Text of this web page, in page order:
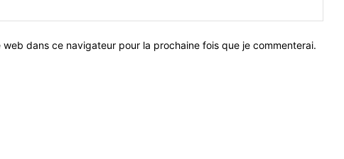
web dans ce navigateur pour la prochaine fois que je commenterai.